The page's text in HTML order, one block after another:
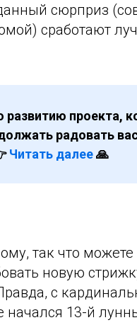
сюрприз
сработают
развитию проекта,
радовать
Читать далее🙏
так что
новую
с
начался 13-й